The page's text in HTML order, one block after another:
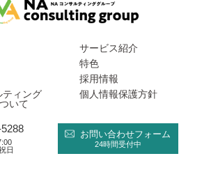
ティング
いて
サービス紹介
特色
採用情報
個人情報保護方針
日
お問い合わせフォーム
24時間受付中